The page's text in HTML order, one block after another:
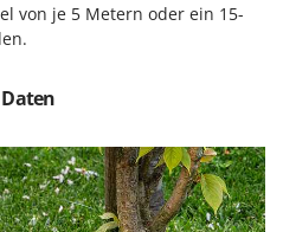
von je 5 Metern oder ein 15-